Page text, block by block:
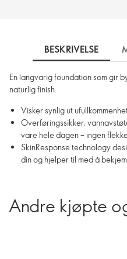
BESKRIVELSE
En langvarig foundation som gir
naturlig finish.
Visker synlig ut
Overføringssikker,
vare hele dagen – ingen
SkinResponse technology
din og hjelper til med å
Andre kjøpte